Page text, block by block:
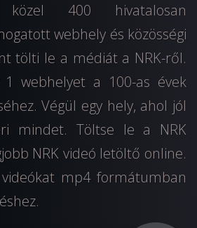
közel 400 hivatalosan
webhely és közösségi
tölti le a médiát a NRK-ről.
1 webhelyet a 100-as évek
Végül egy hely, ahol jól
mindet. Töltse le a NRK
NRK videó letöltő online.
mp4 formátumban